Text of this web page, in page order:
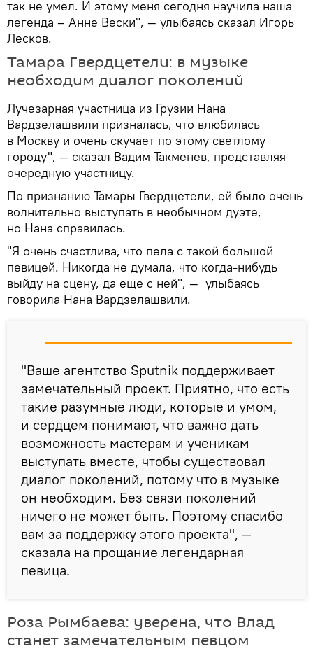
так не умел. И этому меня сегодня научила наша
легенда – Анне Вески", — улыбаясь сказал Игорь
Лесков.
Тамара Гвердцетели: в музыке
необходим диалог поколений
Лучезарная участница из Грузии Нана
Вардзелашвили призналась, что влюбилась
в Москву и очень скучает по этому светлому
городу", — сказал Вадим Такменев, представляя
очередную участницу.
По признанию Тамары Гвердцетели, ей было очень
волнительно выступать в необычном дуэте,
но Нана справилась.
"Я очень счастлива, что пела с такой большой
певицей. Никогда не думала, что когда-нибудь
выйду на сцену, да еще с ней", — улыбаясь
говорила Нана Вардзелашвили.
"Ваше агентство Sputnik поддерживает
замечательный проект. Приятно, что есть
такие разумные люди, которые и умом,
и сердцем понимают, что важно дать
возможность мастерам и ученикам
выступать вместе, чтобы существовал
диалог поколений, потому что в музыке
он необходим. Без связи поколений
ничего не может быть. Поэтому спасибо
вам за поддержку этого проекта", —
сказала на прощание легендарная
певица.
Роза Рымбаева: уверена, что Влад
станет замечательным певцом